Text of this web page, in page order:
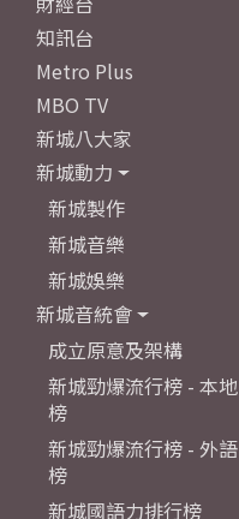
知訊台
Metro Plus
MBO TV
新城八大家
新城動力
新城製作
新城音樂
新城娛樂
新城音統會
成立原意及架構
新城勁爆流行榜 - 本地
榜
新城勁爆流行榜 - 外語
榜
新城國語力排行榜